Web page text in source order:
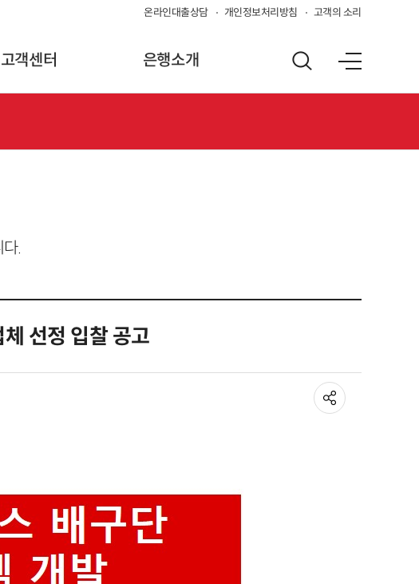
온라인대출상담 개인정보처리방침 고객의 소리
고객센터 은행소개
.
선정 입찰 공고